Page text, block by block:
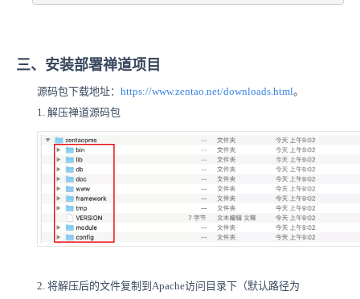
三、安装部署禅道项目
源码包下载地址： https://www.zentao.net/downloads.html。
1. 解压禅道源码包
2. 将解压后的文件复制到Apache访问目录下（默认路径为